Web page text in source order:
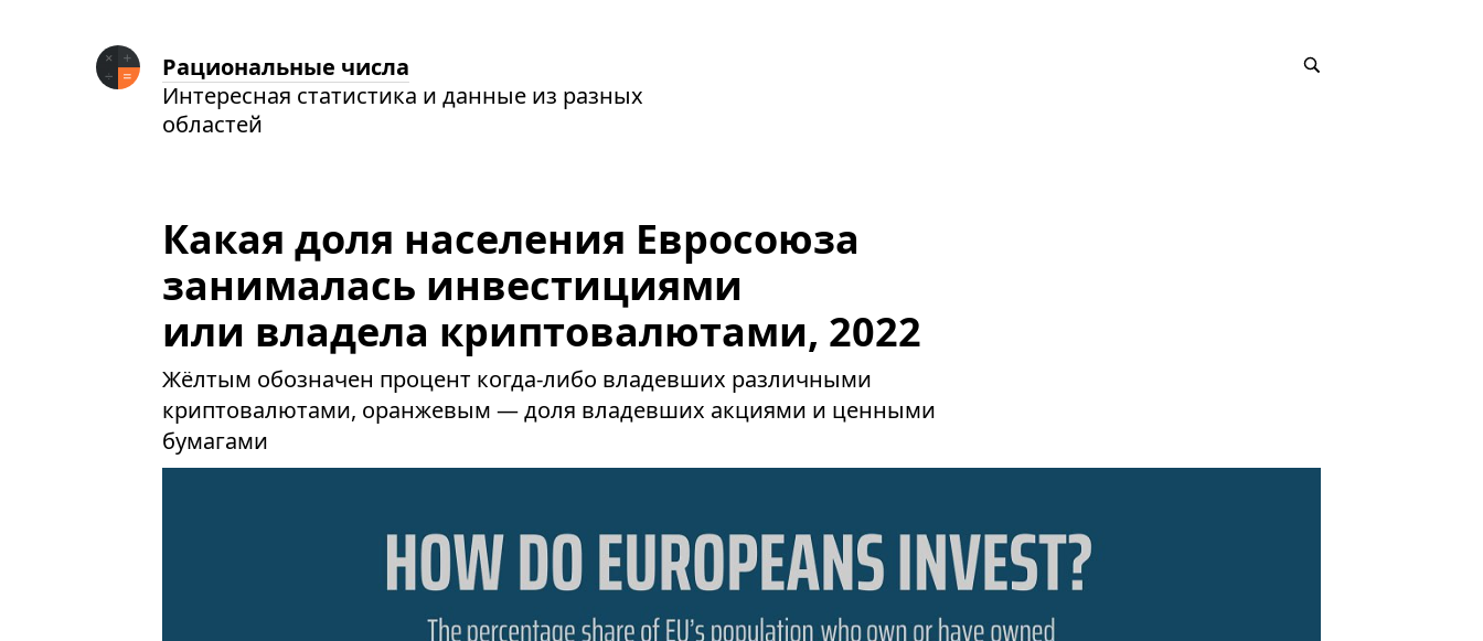
Рациональные числа
Интересная статистика и данные из разных
областей
Какая доля населения Евросоюза
занималась инвестициями
или владела криптовалютами, 2022
Жёлтым обозначен процент когда-либо владевших различными
криптовалютами, оранжевым — доля владевших акциями и ценными
бумагами